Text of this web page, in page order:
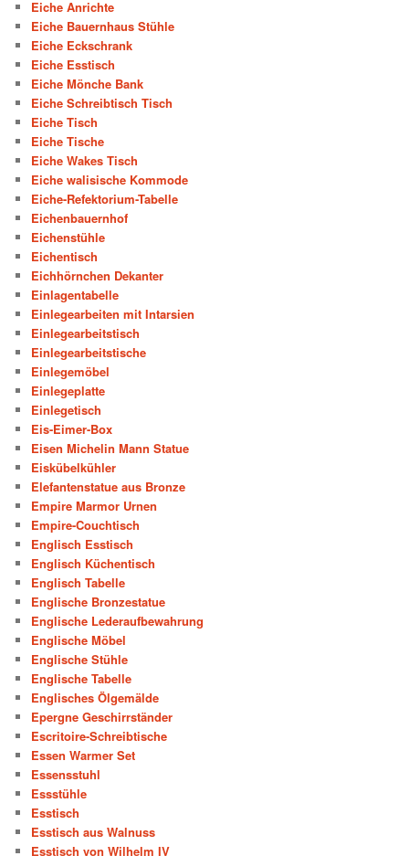
Eiche Anrichte
Eiche Bauernhaus Stühle
Eiche Eckschrank
Eiche Esstisch
Eiche Mönche Bank
Eiche Schreibtisch Tisch
Eiche Tisch
Eiche Tische
Eiche Wakes Tisch
Eiche walisische Kommode
Eiche-Refektorium-Tabelle
Eichenbauernhof
Eichenstühle
Eichentisch
Eichhörnchen Dekanter
Einlagentabelle
Einlegearbeiten mit Intarsien
Einlegearbeitstisch
Einlegearbeitstische
Einlegemöbel
Einlegeplatte
Einlegetisch
Eis-Eimer-Box
Eisen Michelin Mann Statue
Eiskübelkühler
Elefantenstatue aus Bronze
Empire Marmor Urnen
Empire-Couchtisch
Englisch Esstisch
Englisch Küchentisch
Englisch Tabelle
Englische Bronzestatue
Englische Lederaufbewahrung
Englische Möbel
Englische Stühle
Englische Tabelle
Englisches Ölgemälde
Epergne Geschirrständer
Escritoire-Schreibtische
Essen Warmer Set
Essensstuhl
Essstühle
Esstisch
Esstisch aus Walnuss
Esstisch von Wilhelm IV